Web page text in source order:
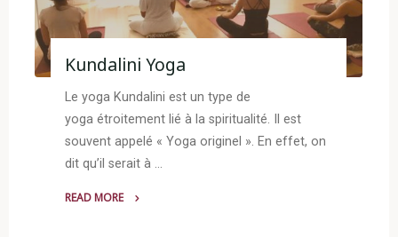
Kundalini Yoga
Le yoga Kundalini est un type de
yoga étroitement lié à la spiritualité. Il est
souvent appelé « Yoga originel ». En effet, on
dit qu’il serait à …
READ MORE